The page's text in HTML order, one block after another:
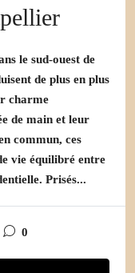
le sud-ouest de
de plus en plus
charme
de main et leur
commun, ces
vie équilibré entre
Prisés...
0